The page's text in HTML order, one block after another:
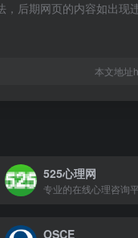
后期网页的内容如出现
本文地址
525心理网
OSCE